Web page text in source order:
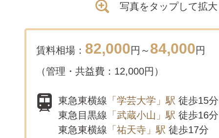
写真をタップして拡大
賃料相場： 82,000円～ 84,000円
（管理・共益費：12,000円）
東急東横線 「学芸大学」駅 徒歩15分
東急目黒線 「武蔵小山」駅 徒歩16分
東急東横線 「祐天寺」駅 徒歩17分